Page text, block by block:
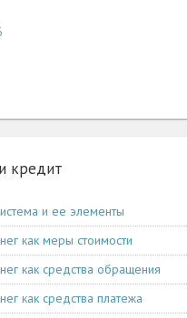
кредит
и ее элементы
как меры стоимости
как средства обращения
как средства платежа